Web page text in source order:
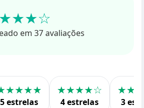
em 37 avaliações
5 estrelas
★★★★☆
4 estrelas 3